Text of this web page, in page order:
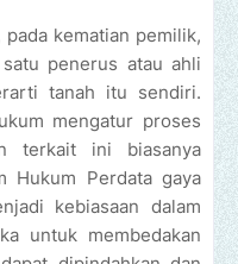
kematian pemilik,
penerus atau ahli
tanah itu sendiri.
mengatur proses
terkait ini biasanya
Hukum Perdata gaya
kebiasaan dalam
untuk membedakan